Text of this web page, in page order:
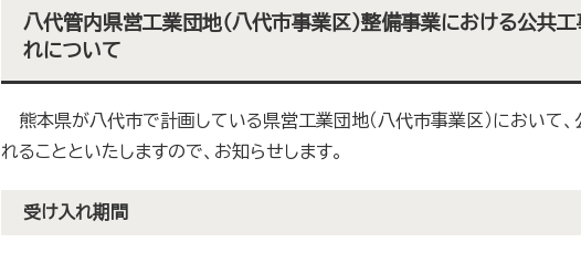
八代管内県営工業団地（八代市事業区）整備事業における公共
れについて
熊本県が八代市で計画している県営工業団地（八代市事業区）において
れることといたしますので、お知らせします。
受け入れ期間